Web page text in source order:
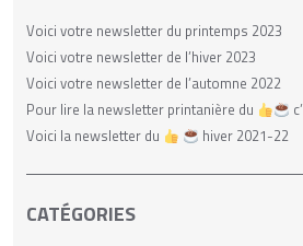
Voici votre newsletter du printemps 2023
Voici votre newsletter de l’hiver 2023
Voici votre newsletter de l’automne 2022
Pour lire la newsletter printanière du
Voici la newsletter du
hiver 2021-22
CATÉGORIES